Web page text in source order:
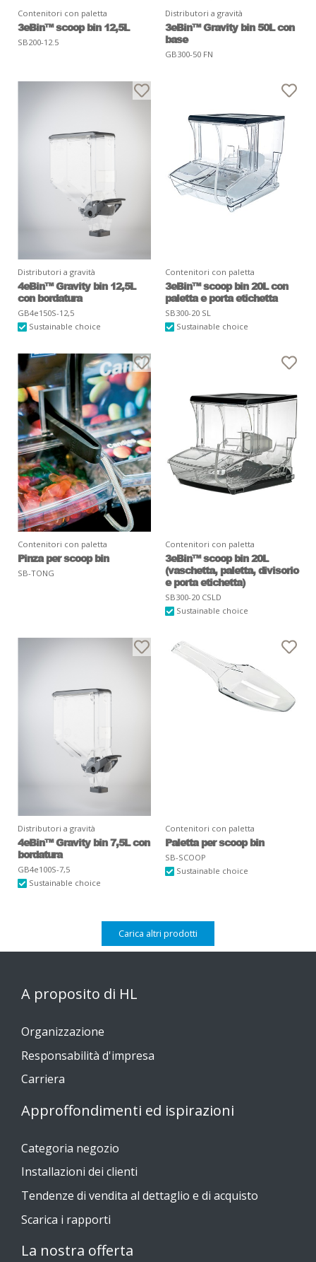
Contenitori con paletta
3eBin™ scoop bin 12,5L
SB200-12.5
Distributori a gravità
3eBin™ Gravity bin 50L con
base
GB300-50 FN
Distributori a gravità
4eBin™ Gravity bin 12,5L
con bordatura
GB4e150S-12,5
Sustainable choice
Contenitori con paletta
3eBin™ scoop bin 20L con
paletta e porta etichetta
SB300-20 SL
Sustainable choice
Contenitori con paletta
Pinza per scoop bin
SB-TONG
Contenitori con paletta
3eBin™ scoop bin 20L
(vaschetta, paletta, divisorio
e porta etichetta)
SB300-20 CSLD
Sustainable choice
Distributori a gravità
4eBin™ Gravity bin 7,5L con
bordatura
GB4e100S-7,5
Sustainable choice
Contenitori con paletta
Paletta per scoop bin
SB-SCOOP
Sustainable choice
Carica altri prodotti
A proposito di HL
Organizzazione
Responsabilità d'impresa
Carriera
Approffondimenti ed ispirazioni
Categoria negozio
Installazioni dei clienti
Tendenze di vendita al dettaglio e di acquisto
Scarica i rapporti
La nostra offerta